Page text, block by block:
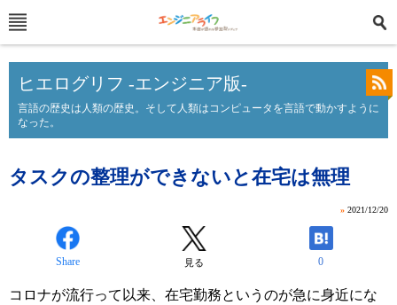
ヒエログリフ -エンジニア版-
言語の歴史は人類の歴史。そして人類はコンピュータを言語で動かすように
なった。
タスクの整理ができないと在宅は無理
» 2021/12/20
Share 見る 0
コロナが流行って以来、在宅勤務というのが急に身近にな